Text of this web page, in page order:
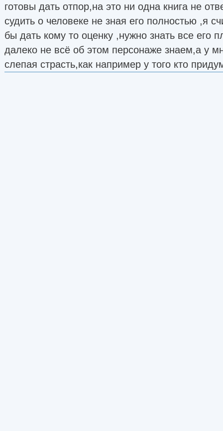
готовы дать отпор,на это ни одна книга не
судить о человеке не зная его полностью ,я
бы дать кому то оценку ,нужно знать все
далеко не всё об этом персонаже знаем,а у
слепая страсть,как например у того кто